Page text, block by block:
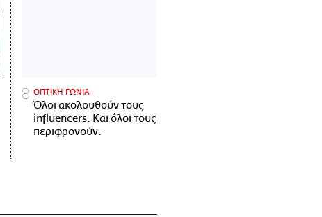
ΟΠΤΙΚΗ ΓΩΝΙΑ
Όλοι ακολουθούν τους
influencers. Και όλοι τους
περιφρονούν.